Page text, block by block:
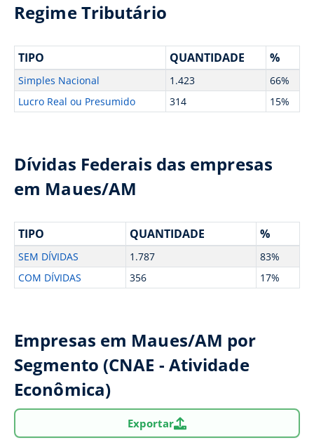
Regime Tributário
TIPO QUANTIDADE %
Simples Nacional 1.423
66%
Lucro Real ou Presumido
314 15%
Dívidas Federais das empresas
em Maues/AM
TIPO QUANTIDADE %
SEM DÍVIDAS 1.787
83%
COM DÍVIDAS
356 17%
Empresas em Maues/AM por
Segmento (CNAE - Atividade
Econômica)
Exportar